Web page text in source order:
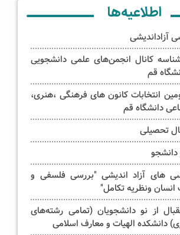
اطلاعیه‌ها
آزاداندیشی
کانال انجمن‌های علمی دانشجویی
قم
انتخابات کانون های فرهنگی ،هنری،
دانشگاه قم
تحصیلی
های آزاد اندیشی "بررسی فلسفی و
ونظریه تکامل"
از نو دانشجویان (تمامی رشته‌های
دانشکده الهیات و معارف اسلامی